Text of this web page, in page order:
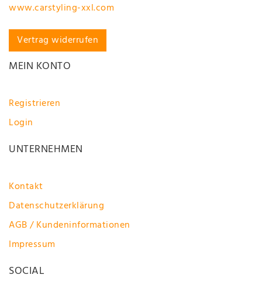
www.carstyling-xxl.com
Vertrag widerrufen
MEIN KONTO
Registrieren
Login
UNTERNEHMEN
Kontakt
Datenschutzerklärung
AGB / Kundeninformationen
Impressum
SOCIAL